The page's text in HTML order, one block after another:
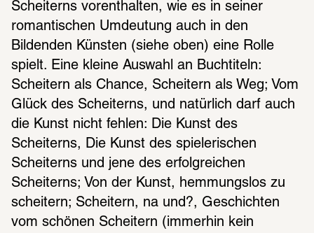
Scheiterns vorenthalten, wie es in seiner
romantischen Umdeutung auch in den
Bildenden Künsten (siehe oben) eine Rolle
spielt. Eine kleine Auswahl an Buchtiteln:
Scheitern als Chance, Scheitern als Weg; Vom
Glück des Scheiterns, und natürlich darf auch
die Kunst nicht fehlen: Die Kunst des
Scheiterns, Die Kunst des spielerischen
Scheiterns und jene des erfolgreichen
Scheiterns; Von der Kunst, hemmungslos zu
scheitern; Scheitern, na und?, Geschichten
vom schönen Scheitern (immerhin kein